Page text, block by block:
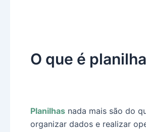
O que é
Planilhas nada mais são do
organizar dados e realizar